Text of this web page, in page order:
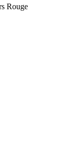
Rouge